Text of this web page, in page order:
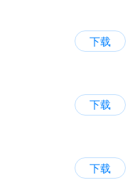
下载
下载
下载